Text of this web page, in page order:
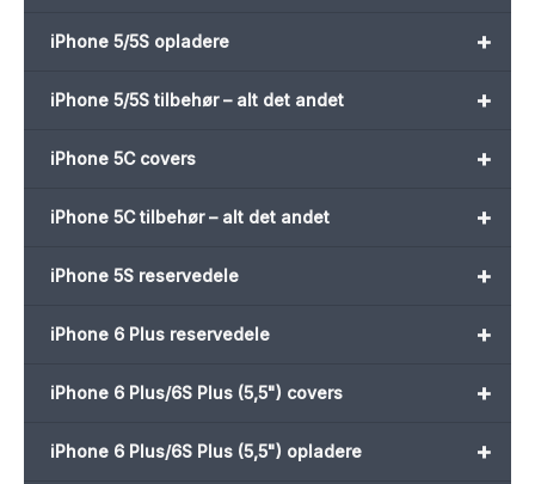
+
iPhone 5/5S opladere
+
iPhone 5/5S tilbehør – alt det andet
+
iPhone 5C covers
+
iPhone 5C tilbehør – alt det andet
+
iPhone 5S reservedele
+
iPhone 6 Plus reservedele
+
iPhone 6 Plus/6S Plus (5,5") covers
+
iPhone 6 Plus/6S Plus (5,5") opladere